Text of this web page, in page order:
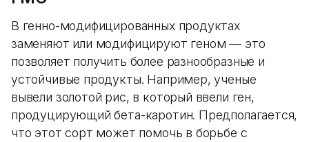
В генно-модифицированных продуктах
заменяют или модифицируют геном — это
позволяет получить более разнообразные и
устойчивые продукты. Например, ученые
вывели золотой рис, в который ввели ген,
продуцирующий бета-каротин. Предполагается,
что этот сорт может помочь в борьбе с